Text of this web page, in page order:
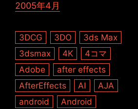
2005年4月
3DCG 3DO
3ds Max
3dsmax
4K
4コマ
Adobe
after effects
AfterEffects
AI
AJA
android
Android